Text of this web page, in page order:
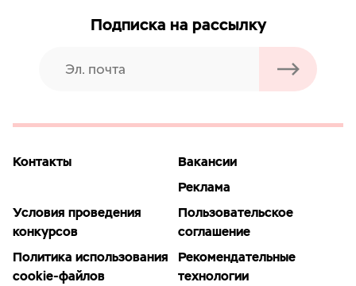
Подписка на рассылку
Контакты
Вакансии
Реклама
Условия проведения
конкурсов
Пользовательское
соглашение
Политика использования
cookie-файлов
Рекомендательные
технологии